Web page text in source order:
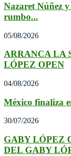
Nazaret Núñez
rumbo...
05/08/2026
ARRANCA LA
LÓPEZ OPEN
04/08/2026
México finaliza
30/07/2026
GABY LÓPEZ
DEL GABY